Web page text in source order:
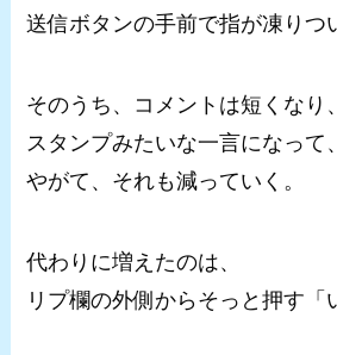
送信ボタンの手前で指が凍りつ
そのうち、コメントは短くなり、
スタンプみたいな一言になって、
やがて、それも減っていく。
代わりに増えたのは、
リプ欄の外側からそっと押す「